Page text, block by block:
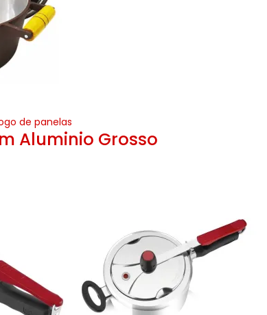
de panelas
Aluminio Grosso